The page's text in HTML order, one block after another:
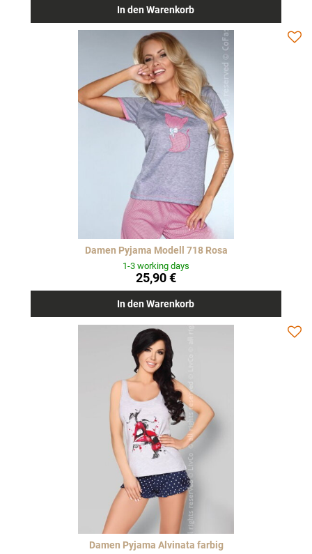
In den Warenkorb
Damen Pyjama Modell 718 Rosa
1-3 working days
25,90 €
In den Warenkorb
Damen Pyjama Alvinata farbig